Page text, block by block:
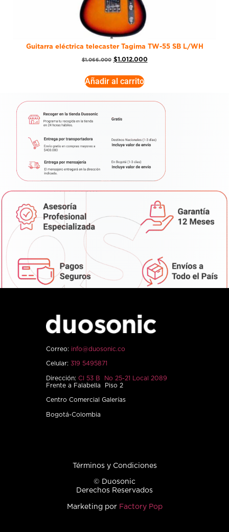
Guitarra eléctrica telecaster Tagima TW-55 SB L/WH
$1.066.000 $1.012.000
Añadir al carrito
Correo: info@duosonic.co
Celular: 319 5495871
Dirección: Cl 53 B No 25-21 Local 2089
Frente a Falabella Piso 2
Centro Comercial Galerías
Bogotá-Colombia
Términos y Condiciones
© Duosonic
Derechos Reservados
Marketing por Factory Pop